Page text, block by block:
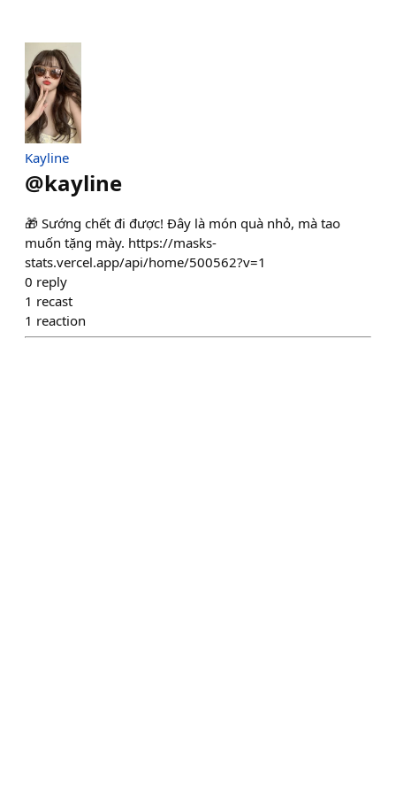
Kayline
@kayline
🎁 Sướng chết đi được! Đây là món quà nhỏ, mà tao
muốn tặng mày. https://masks-
stats.vercel.app/api/home/500562?v=1
0 reply
1 recast
1 reaction